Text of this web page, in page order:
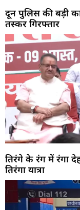
दून पुलिस की बड़ी
तस्कर गिरफ्तार
तिरंगे के रंग में रंगा
तिरंगा यात्रा